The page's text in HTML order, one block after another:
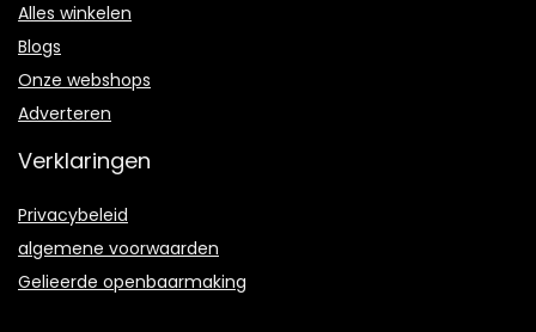
Alles winkelen
Blogs
Onze webshops
Adverteren
Verklaringen
Privacybeleid
algemene voorwaarden
Gelieerde openbaarmaking